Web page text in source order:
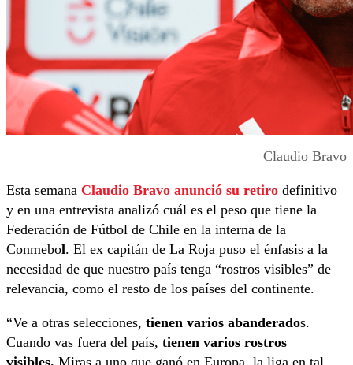
Claudio Bravo
Esta semana Claudio Bravo anunció su retiro definitivo
y en una entrevista analizó cuál es el peso que tiene la
Federación de Fútbol de Chile en la interna de la
Conmebol. El ex capitán de La Roja puso el énfasis a la
necesidad de que nuestro país tenga “rostros visibles” de
relevancia, como el resto de los países del continente.
“Ve a otras selecciones, tienen varios abanderados.
Cuando vas fuera del país, tienen varios rostros